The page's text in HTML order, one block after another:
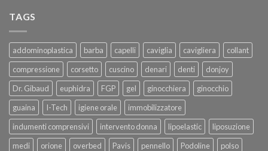
TAGS
addominoplastica barba capelli caviglia cavigliera
collant
compressione
corsetto cuscino denari denti
donjoy
Dr. Gibaud
euphidra FGP gel ginocchiera
ginocchio
guaina
I-Tech igiene orale
immobilizzatore
indumenti comprensivi
intervento donna lipoelastic
liposuzione
medi
orione overbed Pavis pennello Podoline
polso